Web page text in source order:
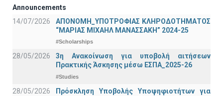
Announcements
14/07/2026
ΑΠΟΝΟΜΗ_ΥΠΟΤΡΟΦΙΑΣ ΚΛΗΡΟΔΟΤΗΜΑΤΟΣ
“ΜΑΡΙΑΣ ΜΙΧΑΗΛ ΜΑΝΑΣΣΑΚΗ” 2024-25
#Scholarships
28/05/2026
3η Ανακοίνωση για υποβολή αιτήσεων
Πρακτικής Άσκησης μέσω ΕΣΠΑ_2025-26
#Studies
28/05/2026
Πρόσκληση Υποβολής Υποψηφιοτήτων για